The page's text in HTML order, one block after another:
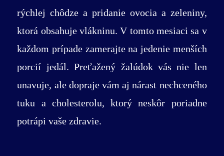
rýchlej chôdze a pridanie ovocia a zeleniny,
ktorá obsahuje vlákninu. V tomto mesiaci sa v
každom prípade zamerajte na jedenie menších
porcií jedál. Preťažený žalúdok vás nie len
unavuje, ale dopraje vám aj nárast nechceného
tuku a cholesterolu, ktorý neskôr poriadne
potrápi vaše zdravie.